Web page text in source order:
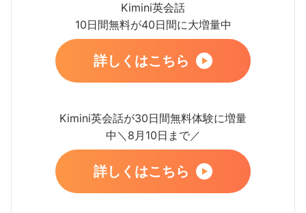
Kimini英会話
10日間無料が40日間に大増量中
詳しくはこちら
Kimini英会話が30日間無料体験に増量
中＼8月10日まで／
詳しくはこちら